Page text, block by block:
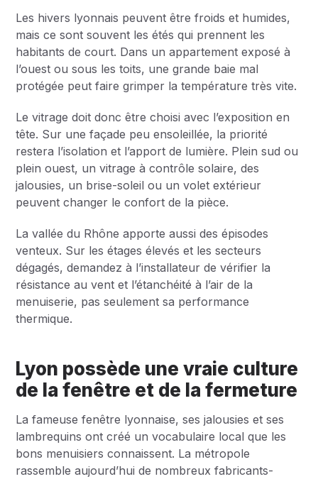
Les hivers lyonnais peuvent être froids et humides,
mais ce sont souvent les étés qui prennent les
habitants de court. Dans un appartement exposé à
l’ouest ou sous les toits, une grande baie mal
protégée peut faire grimper la température très vite.
Le vitrage doit donc être choisi avec l’exposition en
tête. Sur une façade peu ensoleillée, la priorité
restera l’isolation et l’apport de lumière. Plein sud ou
plein ouest, un vitrage à contrôle solaire, des
jalousies, un brise-soleil ou un volet extérieur
peuvent changer le confort de la pièce.
La vallée du Rhône apporte aussi des épisodes
venteux. Sur les étages élevés et les secteurs
dégagés, demandez à l’installateur de vérifier la
résistance au vent et l’étanchéité à l’air de la
menuiserie, pas seulement sa performance
thermique.
Lyon possède une vraie culture
de la fenêtre et de la fermeture
La fameuse fenêtre lyonnaise, ses jalousies et ses
lambrequins ont créé un vocabulaire local que les
bons menuisiers connaissent. La métropole
rassemble aujourd’hui de nombreux fabricants-